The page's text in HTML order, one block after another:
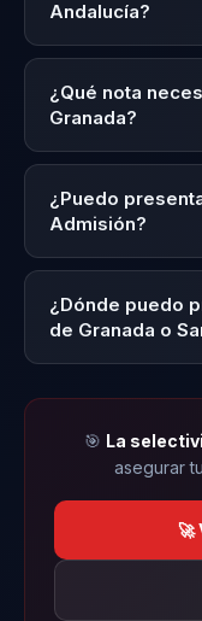
Biología
9,905
Comunicación
9,599
9,552
Educación
9,532
Ingeniería Civil
Empresas
Andalucía?
¿Qué nota
Granada?
¿Puedo
Admisión?
¿Dónde puedo
de Granada o
🎯 La
asegurar
🚀